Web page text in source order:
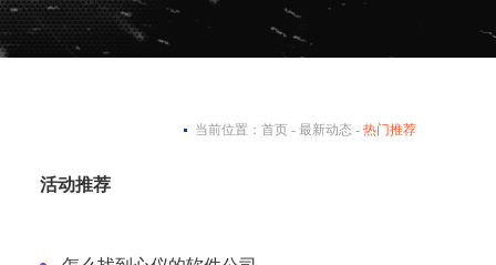
当前位置： 首页 - 最新动态 - 热门推荐
活动推荐